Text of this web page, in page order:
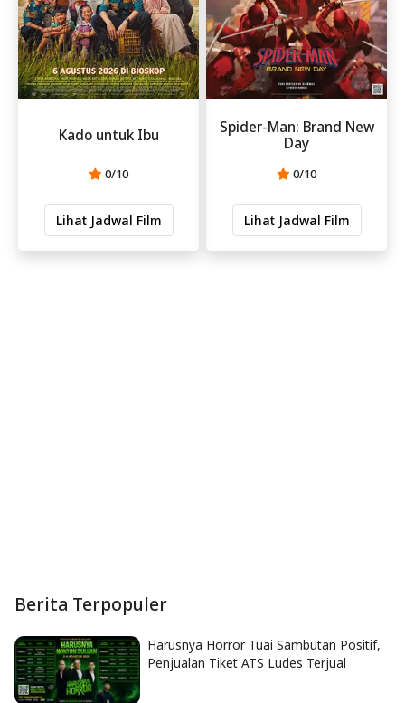
Kado untuk Ibu
0/10
Lihat Jadwal Film
Spider-Man: Brand New
Day
0/10
Lihat Jadwal Film
Berita Terpopuler
Harusnya Horror Tuai Sambutan Positif,
Penjualan Tiket ATS Ludes Terjual